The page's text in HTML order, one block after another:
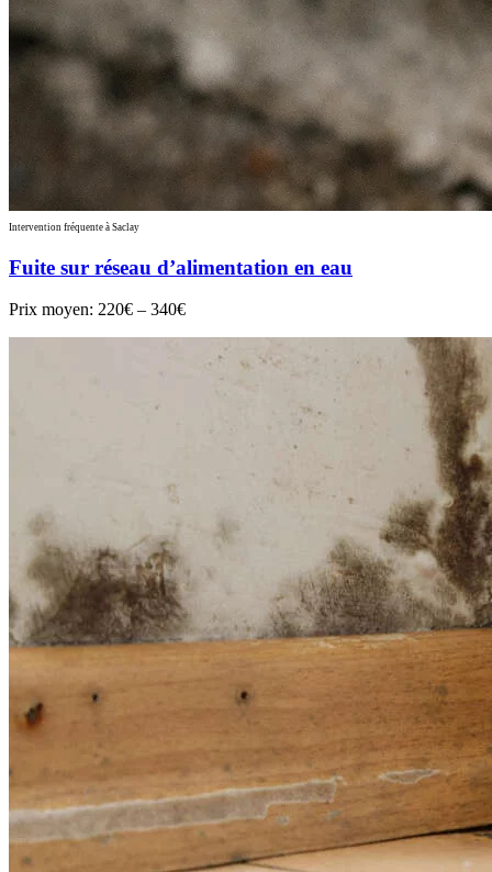
Intervention fréquente à Saclay
Fuite sur réseau d’alimentation en eau
Prix moyen: 220€ – 340€